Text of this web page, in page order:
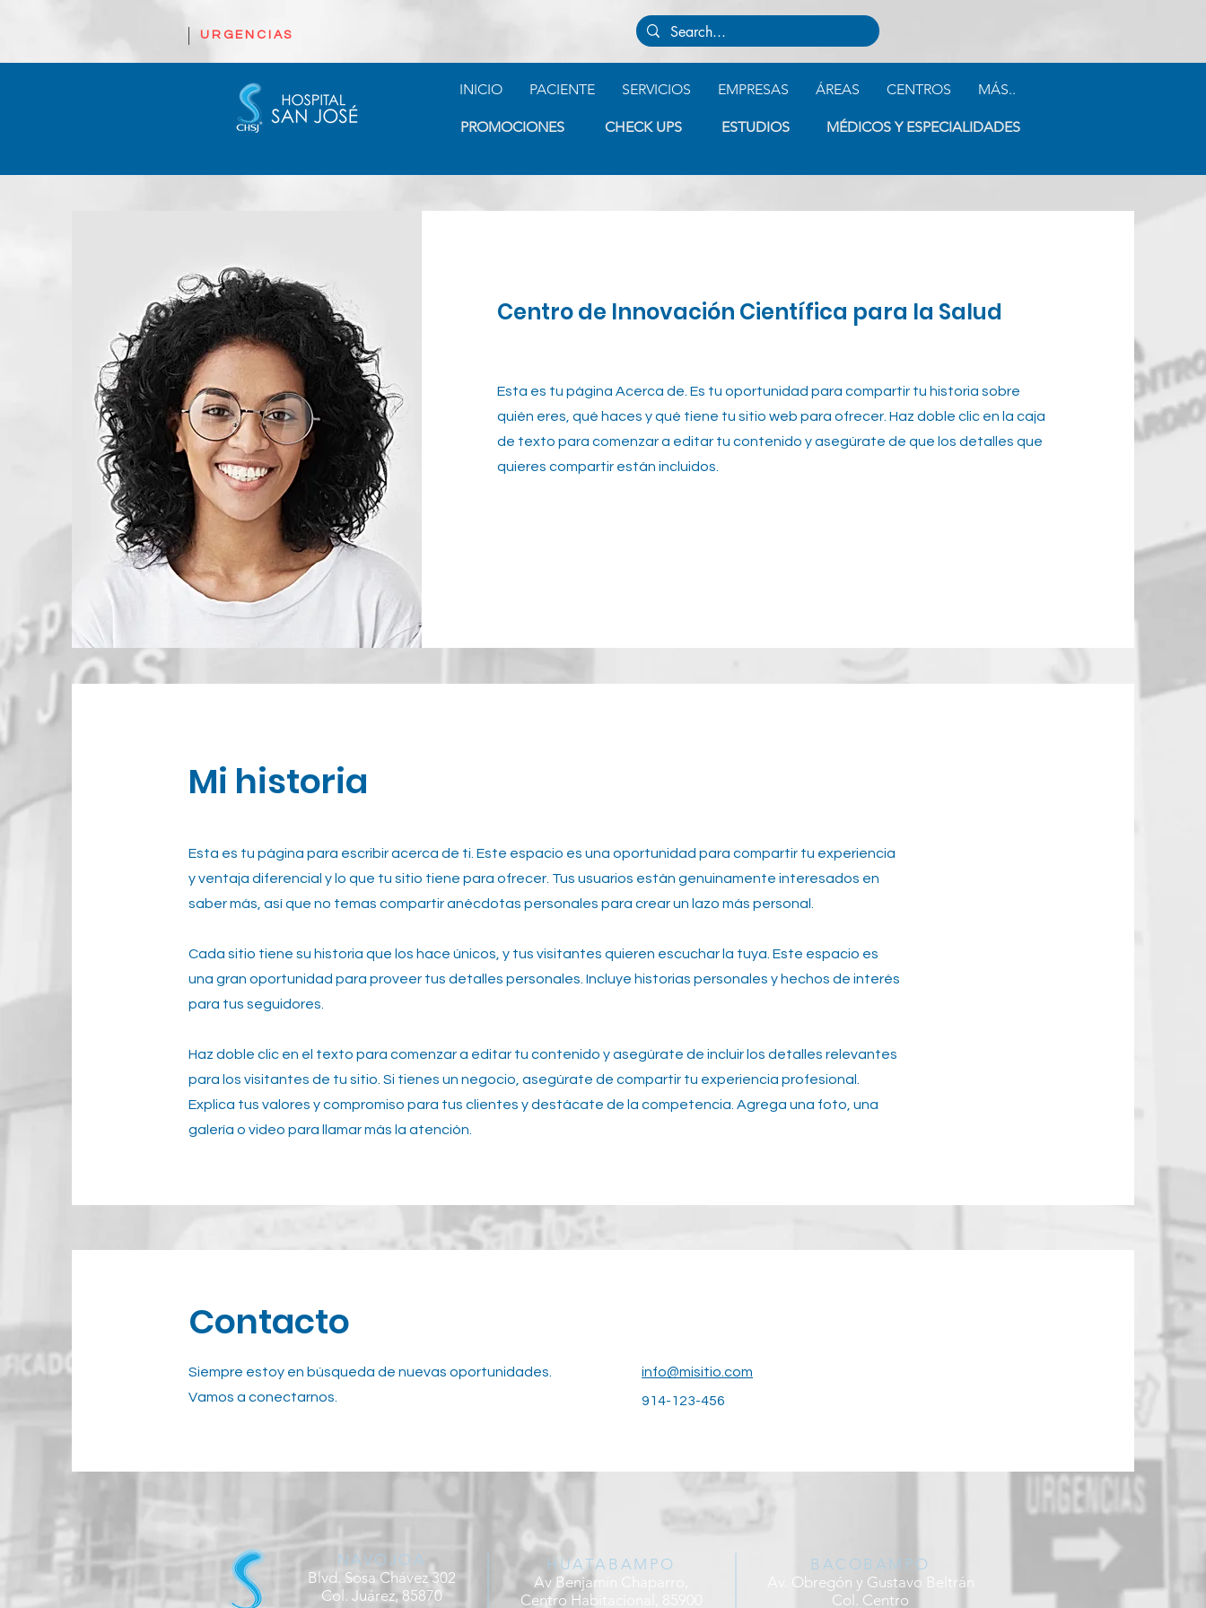
URGENCIAS
INICIO PACIENTE SERVICIOS EMPRESAS ÁREAS CENTROS MÁS..
PROMOCIONES CHECK UPS ESTUDIOS MÉDICOS Y ESPECIALIDADES
Centro de Innovación Científica para la Salud
Esta es tu página Acerca de. Es tu oportunidad para compartir tu historia sobre
quién eres, qué haces y qué tiene tu sitio web para ofrecer. Haz doble clic en la caja
de texto para comenzar a editar tu contenido y asegúrate de que los detalles que
quieres compartir están incluidos.
Mi historia
Esta es tu página para escribir acerca de ti. Este espacio es una oportunidad para compartir tu experiencia
y ventaja diferencial y lo que tu sitio tiene para ofrecer. Tus usuarios están genuinamente interesados en
saber más, así que no temas compartir anécdotas personales para crear un lazo más personal.
Cada sitio tiene su historia que los hace únicos, y tus visitantes quieren escuchar la tuya. Este espacio es
una gran oportunidad para proveer tus detalles personales. Incluye historias personales y hechos de interés
para tus seguidores.
Haz doble clic en el texto para comenzar a editar tu contenido y asegúrate de incluir los detalles relevantes
para los visitantes de tu sitio. Si tienes un negocio, asegúrate de compartir tu experiencia profesional.
Explica tus valores y compromiso para tus clientes y destácate de la competencia. Agrega una foto, una
galería o video para llamar más la atención.
Contacto
Siempre estoy en búsqueda de nuevas oportunidades.
Vamos a conectarnos.
info@misitio.com
914-123-456
NAVOJOA
Blvd. Sosa Chávez 302
Col. Juárez, 85870
HUATABAMPO
Av Benjamín Chaparro,
Centro Habitacional, 85900
BACOBAMPO
Av. Obregón y Gustavo Beltrán
Col. Centro